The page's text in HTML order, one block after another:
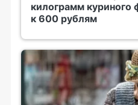
килограмм
к 600 рублям